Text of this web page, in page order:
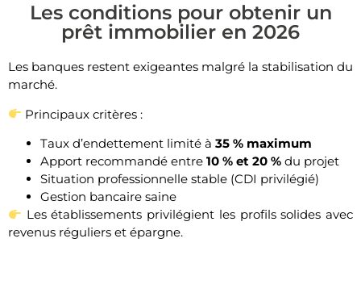
Les conditions pour obtenir un
prêt immobilier en 2026
Les banques restent exigeantes malgré la stabilisation du
marché.
Principaux critères :
Taux d’endettement limité à 35 % maximum
Apport recommandé entre 10 % et 20 % du projet
Situation professionnelle stable (CDI privilégié)
Gestion bancaire saine
Les établissements privilégient les profils solides avec
revenus réguliers et épargne.